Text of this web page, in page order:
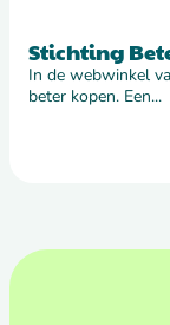
Stichting
In de webwinkel
beter kopen. Een